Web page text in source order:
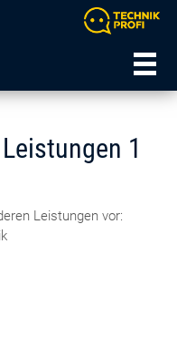
1
Leistungen vor: